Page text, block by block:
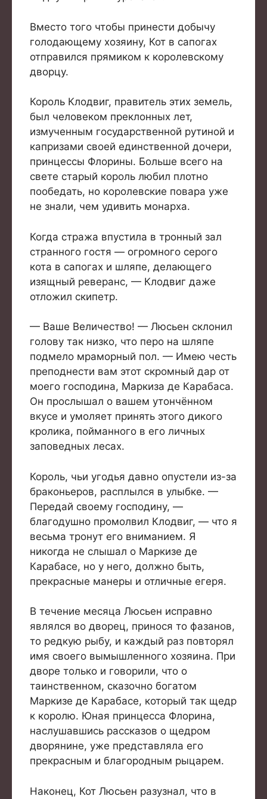
Вместо того чтобы принести добычу
голодающему хозяину, Кот в сапогах
отправился прямиком к королевскому
дворцу.
Король Клодвиг, правитель этих земель,
был человеком преклонных лет,
измученным государственной рутиной и
капризами своей единственной дочери,
принцессы Флорины. Больше всего на
свете старый король любил плотно
пообедать, но королевские повара уже
не знали, чем удивить монарха.
Когда стража впустила в тронный зал
странного гостя — огромного серого
кота в сапогах и шляпе, делающего
изящный реверанс, — Клодвиг даже
отложил скипетр.
— Ваше Величество! — Люсьен склонил
голову так низко, что перо на шляпе
подмело мраморный пол. — Имею честь
преподнести вам этот скромный дар от
моего господина, Маркиза де Карабаса.
Он прослышал о вашем утончённом
вкусе и умоляет принять этого дикого
кролика, пойманного в его личных
заповедных лесах.
Король, чьи угодья давно опустели из-за
браконьеров, расплылся в улыбке. —
Передай своему господину, —
благодушно промолвил Клодвиг, — что я
весьма тронут его вниманием. Я
никогда не слышал о Маркизе де
Карабасе, но у него, должно быть,
прекрасные манеры и отличные егеря.
В течение месяца Люсьен исправно
являлся во дворец, принося то фазанов,
то редкую рыбу, и каждый раз повторял
имя своего вымышленного хозяина. При
дворе только и говорили, что о
таинственном, сказочно богатом
Маркизе де Карабасе, который так щедр
к королю. Юная принцесса Флорина,
наслушавшись рассказов о щедром
дворянине, уже представляла его
прекрасным и благородным рыцарем.
Наконец, Кот Люсьен разузнал, что в